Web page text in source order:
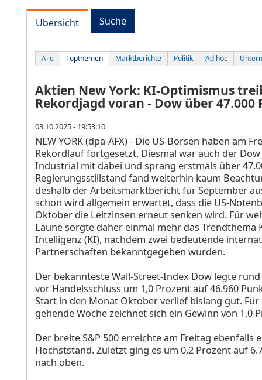
Übersicht Suche
Alle Topthemen Marktberichte Politik Ad hoc
Aktien New York: KI-Optimismus
Rekordjagd voran - Dow über 47.000
03.10.2025 - 19:53:10
NEW YORK (dpa-AFX) - Die US-Börsen haben am
Rekordlauf fortgesetzt. Diesmal war auch der Dow
Industrial mit dabei und sprang erstmals über
Regierungsstillstand fand weiterhin kaum
deshalb der Arbeitsmarktbericht für September
schon wird allgemein erwartet, dass die US-
Oktober die Leitzinsen erneut senken wird. Für
Laune sorgte daher einmal mehr das Trendthema
Intelligenz (KI), nachdem zwei bedeutende
Partnerschaften bekanntgegeben wurden.
Der bekannteste Wall-Street-Index Dow legte
vor Handelsschluss um 1,0 Prozent auf 46.960
Start in den Monat Oktober verlief bislang gut. Für
gehende Woche zeichnet sich ein Gewinn von 1,0
Der breite S&P 500 erreichte am Freitag ebenfalls
Höchststand. Zuletzt ging es um 0,2 Prozent auf
nach oben.